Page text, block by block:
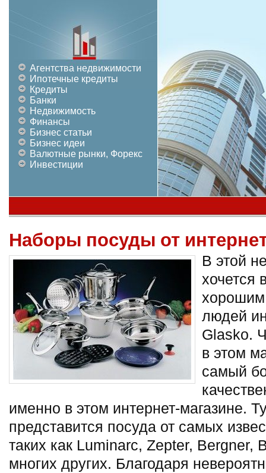
Агентства недвижимости
Ипотечные кредиты
Кредиты
Банки
Недвижимость
Финансы
Бизнес статьи
Бизнес идеи
Валютные рынки, Форекс
Инвестиции
Наборы посуды от
В этой
хочется
людей
Glasko.
в этом
самый
именно в этом интернет-магазине.
представится посуда от самых
таких как Luminarc, Zepter, Bergner,
многих других. Благодаря